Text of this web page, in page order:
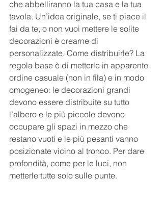
che abbelliranno la tua casa e la tua
tavola. Un’idea originale, se ti piace il
fai da te, o non vuoi mettere le solite
decorazioni è crearne di
personalizzate. Come distribuirle? La
regola base è di metterle in apparente
ordine casuale (non in fila) e in modo
omogeneo: le decorazioni grandi
devono essere distribuite su tutto
l’albero e le più piccole devono
occupare gli spazi in mezzo che
restano vuoti e le più pesanti vanno
posizionate vicino al tronco. Per dare
profondità, come per le luci, non
metterle tutte solo sulle punte.